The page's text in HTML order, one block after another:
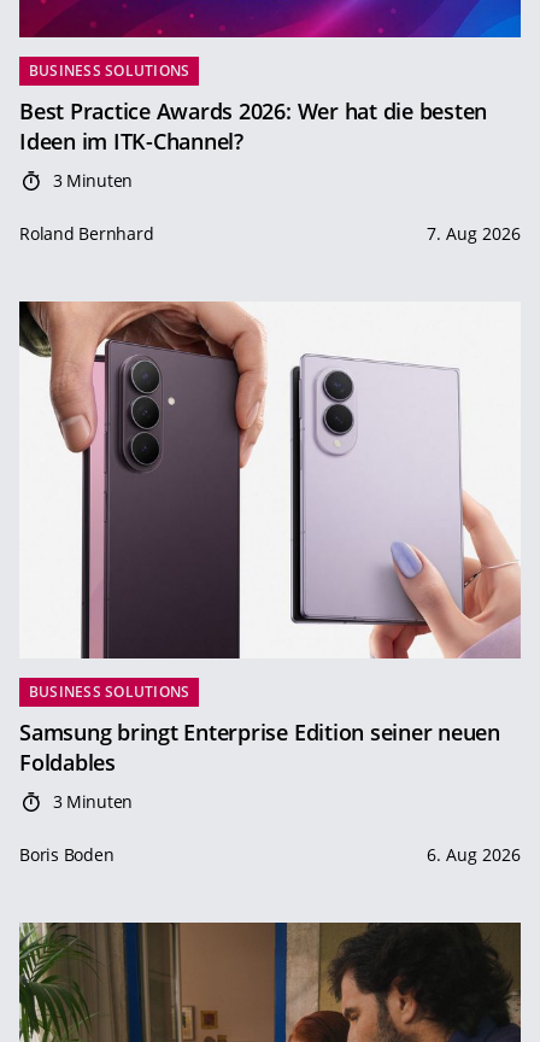
BUSINESS SOLUTIONS
Best Practice Awards 2026: Wer hat die besten
Ideen im ITK-Channel?
3 Minuten
Roland Bernhard 7. Aug 2026
BUSINESS SOLUTIONS
Samsung bringt Enterprise Edition seiner neuen
Foldables
3 Minuten
Boris Boden 6. Aug 2026